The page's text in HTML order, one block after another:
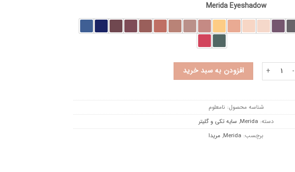
Merida Eyeshadow
سایه تکی مریدا عدد افزودن به سبد خرید
شناسه محصول: نامعلوم
دسته: Merida
, سایه تکی و گلیتر
برچسب: Merida
, مریدا